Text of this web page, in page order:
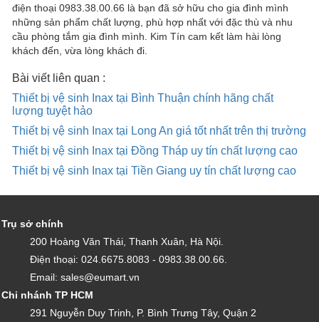
điện thoại 0983.38.00.66 là bạn đã sở hữu cho gia đình mình
những sản phẩm chất lượng, phù hợp nhất với đặc thù và nhu
cầu phòng tắm gia đình mình. Kim Tín cam kết làm hài lòng
khách đến, vừa lòng khách đi.
Bài viết liên quan :
Thiết bị vệ sinh Inax tại Bình Thuận chính hãng chất
lượng tuyệt hảo
Thiết bị vệ sinh Inax tại Long An giá tốt nhất trên thị trường
Thiết bị vệ sinh Inax tại Đồng Tháp uy tín chất lượng cao
Thiết bị vệ sinh Inax tại Tiền Giang uy tín chất lượng cao
Trụ sở chính
200 Hoàng Văn Thái, Thanh Xuân, Hà Nội.
Điện thoại: 024.6675.8083 - 0983.38.00.66.
Email: sales@eumart.vn
Chi nhánh TP HCM
291 Nguyễn Duy Trinh, P. Bình Trưng Tây, Quận 2